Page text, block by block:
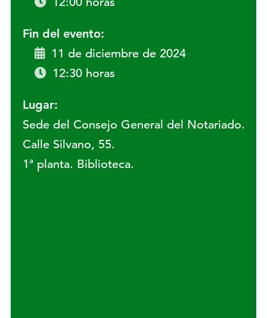
Fin del evento:
11 de diciembre de 2024
12:30 horas
Lugar:
Sede del Consejo General del Notariado.
Calle Silvano, 55.
1ª planta. Biblioteca.